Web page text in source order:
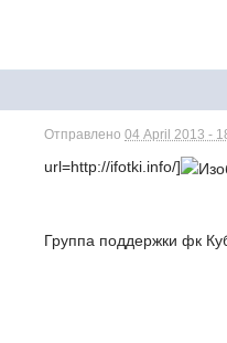
Отправлено04 April 2013 -
url=http://ifotki.info/]
Группа поддержки фк